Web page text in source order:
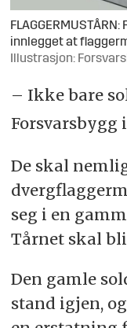
innlegget at
Illustrasjon:
– Ikke bare
Forsvarsbygg
De skal
seg i en
Tårnet skal
Den gamle
stand igjen,